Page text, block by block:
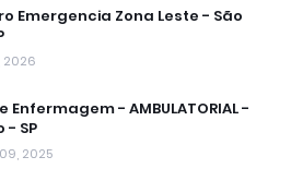
Emergencia Zona Leste - São
2026
Enfermagem - AMBULATORIAL -
- SP
2025